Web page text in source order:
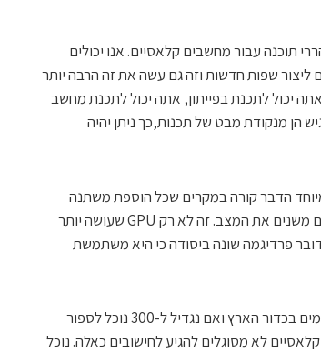
תוכנה עבור מחשבים קלאסיים. אנו יכולים
ליצור שפות חדשות וזה גם עשה את זה הרבה יותר
יכול לתכנת בפייתון, אתה יכול לתכנת מחשב
הן מנקודת מבט של תכנות,כך ניתן יהיה
הדבר קורה במקרים שכל הוספת משתנה
מעלה את כמות החישוב בפקטור של 2. המחשבים הקוונטיים משנים את המצב. זה לא רק GPU שעושה יותר
פרדיגמה שונה ביסודה כי היא משתמשת
כשמגיעים לפקטור של 150-250 זה בערך כמו מספר האטומים בכדור הארץ ואם נגדיל ל-300 נוכל לספור
לא מסוגלים להגיע לחישובים כאלה. נוכל